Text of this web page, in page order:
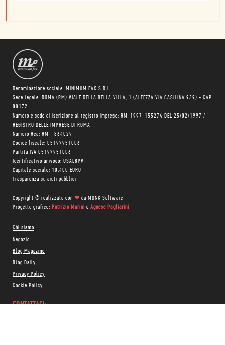
Denominazione sociale: MINIMUM FAX S.R.L.
Sede legale: ROMA (RM) VIALE DELLA BELLA VILLA, 1 (ALTEZZA VIA CASILINA 939) - CAP
00172
Numero e sede di iscrizione al registro imprese: RM-1997-155274 DEL 25/02/1997 /
REGISTRO DELLE IMPRESE DI ROMA
Numero Rea: RM - 864029
Codice fiscale: 05197951006
Partita IVA 05197951006
Identificativo univoco: USAL8PV
Capitale sociale: 10.400 EURO
Trasparenza su aiuti pubblici
Copyright © realizzato con ❤ da MONK Software
Progetto grafico: Patrizio Marini e Agnese Pagliarini
Chi siamo
Negozio
Blog Magazine
Blog Daily
Privacy Policy
Cookie Policy
CONTATTACI: